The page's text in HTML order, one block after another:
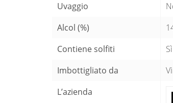
Uvaggio
Alcol (%)
Contiene solfiti
Sì
Imbottigliato da
L’azienda